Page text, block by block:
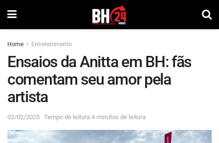
Home Entretenimento
Ensaios da Anitta em BH: fãs
comentam seu amor pela
artista
02/02/2025 Tempo de leitura:4 minutos de leitura